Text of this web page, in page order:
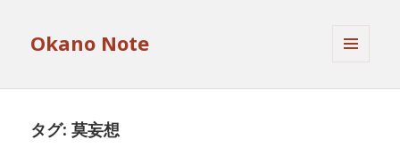
Okano Note
ーとウ
タグ:莫妄想